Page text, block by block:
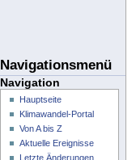
Navigationsmenü
Navigation
Hauptseite
Klimawandel-Portal
Von A bis Z
Aktuelle Ereignisse
Letzte Änderungen